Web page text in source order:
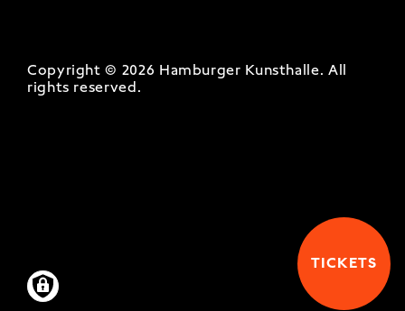
Copyright © 2026 Hamburger Kunsthalle. All
rights reserved.
TICKETS